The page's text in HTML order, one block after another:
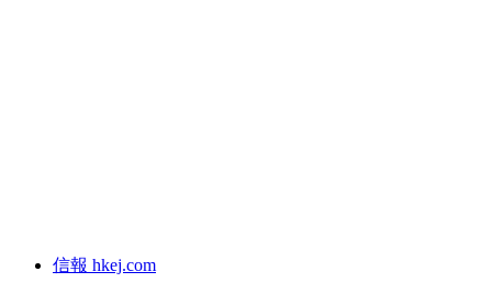
信報 hkej.com